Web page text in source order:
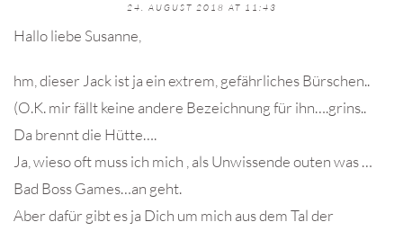
24. AUGUST 2018 AT 11:43
Hallo liebe Susanne,
hm, dieser Jack ist ja ein extrem, gefährliches Bürschen..
(O.K. mir fällt keine andere Bezeichnung für ihn….grins..
Da brennt die Hütte….
Ja, wieso oft muss ich mich , als Unwissende outen was …
Bad Boss Games…an geht.
Aber dafür gibt es ja Dich um mich aus dem Tal der